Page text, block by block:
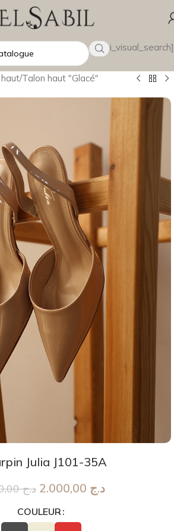
[wsbi_visual_search]
/Talon haut "Glacé"
Julia J101-35A
د.ج4.500,00 د.ج
COULEUR